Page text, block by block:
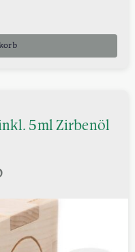
5ml Zirbenöl